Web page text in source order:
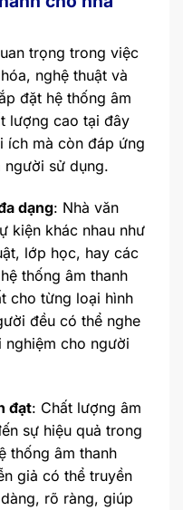
trọng trong việc
nghệ thuật và
đặt hệ thống âm
lượng cao tại đây
ích mà còn đáp ứng
người sử dụng.
dạng: Nhà văn
kiện khác nhau như
lớp học, hay các
thống âm thanh
cho từng loại hình
đều có thể nghe
cho người
đạt: Chất lượng âm
sự hiệu quả trong
thống âm thanh
giả có thể truyền
rõ ràng, giúp